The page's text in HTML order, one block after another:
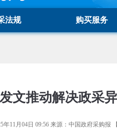
法规 购买服务
文推动解决政采
年11月04日 09:56来源： 中国政府采购报